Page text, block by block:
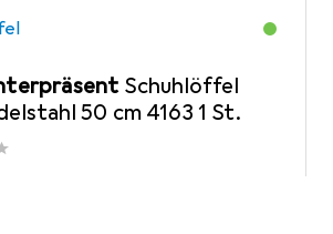
Schuhlöffel
50 cm 4163 1 St.